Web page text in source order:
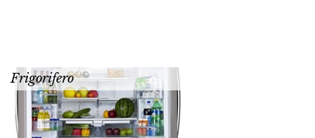
Frigorifero